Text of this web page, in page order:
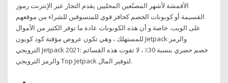
الأقمشة لأشهر المصنّعين المحليين يقدم التجار عبر الإنترنت رموز
القسيمة أو كوبونات الخصم كحافز قوي للمتسوقين للشراء من موقعهم
على الويب. خاصة و أن هذه الكوبونات عادة ما توفر الكثير من الأموال
للمستهلك ، وهي تكون عروض مؤقتة كود كوبون Jetpack والرمز
الترويجي Jetpack 2021: خصم حصري بنسبة 30٪ ، لا تفوت هذه القسائم
والرمز الترويجي Top Jetpack لتوفير المال.